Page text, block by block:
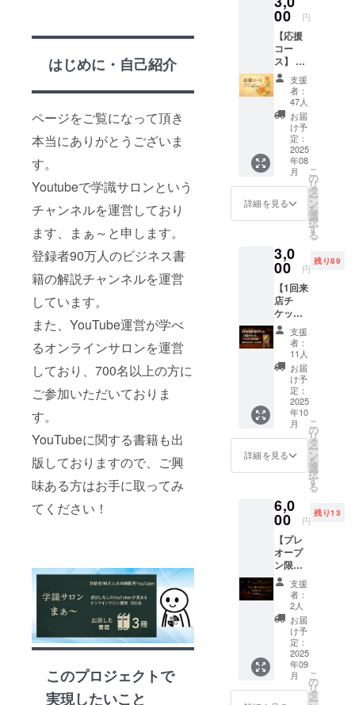
はじめに・自己紹介
ページをご覧になって頂き
本当にありがとうございま
す。
Youtubeで学識サロンという
チャンネルを運営しており
ます、まぁ～と申します。
登録者90万人のビジネス書
籍の解説チャンネルを運営
しています。
また、YouTube運営が学べ
るオンラインサロンを運営
しており、700名以上の方に
ご参加いただいておりま
す。
YouTubeに関する書籍も出
版しておりますので、ご興
味ある方はお手に取ってみ
てください！
このプロジェクトで
実現したいこと
1より使
となり
ます。
自身で
ご負担
くださ
い ※21
時以降
は別途
料金が
かかり
ます ※
当日ス
タッフ
に支援
した際
の支援
IDをお
伝え下
や会社
経営者
さんで
集まり
ましょ
う。 意
見交換
や有益
な情報
などを
交換で
きる場
にしま
しょ
う！ 日
時：9月
時 ※食
事も軽
食をご
用意し
ていま
す ※出
入り自
由 ※22
時以降
は別途
料金が
かかり
ます ※
現地ま
での交
通費は
自身で
日ス
タッフ
した際
の支援
IDをお
伝え下
さい。
00 円
【応援
コー
ス】 お
礼の
メール
とオー
プン情
報の案
内（公
式LINE
にて）
※プロ
ジェク
ト終了
後に
CAMPF
メッ
セージ
機能に
てお礼
のメッ
セージ
と公式
LINEの
ご案内
をお送
りしま
す。
支援
者：
47人
お届
け予
定：
2025
年08
月
詳細を見る
こ
の
リ
タ
ー
ン
を
選
択
す
る
3,0
00 円
残り89
【1回来
店チ
ケッ
ト】 当
店を１
度だけ
でも体
験して
みたい
方へ。
プロ
ジェク
ト終了
後
2025/10
/1より
能とな
りま
す。 通
常、90
分飲み
放題が
4000円
→3000
円で1回
飲める
チケッ
トです
※来店時
に店員
にチ
ケット
支援
者：
11人
お届
け予
定：
2025
年10
月
詳細を見る
こ
の
リ
タ
ー
ン
を
選
択
す
る
6,0
00 円
残り13
【プレ
オープ
ン限定
イベン
ト招
待】 ・
日程：
2025年
9月7日
（日）
18時
～21時
・まぁ
支援
者：
2人
お届
け予
定：
2025
年09
月
こ
の
リ
タ
ー